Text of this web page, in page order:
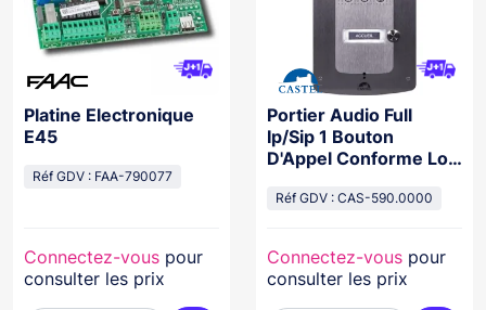
Platine Electronique
E45
Réf GDV : FAA-790077
Connectez-vous pour
consulter les prix
Portier Audio Full
Ip/Sip 1 Bouton
D'Appel Conforme Loi
Réf GDV : CAS-590.0000
Connectez-vous pour
consulter les prix